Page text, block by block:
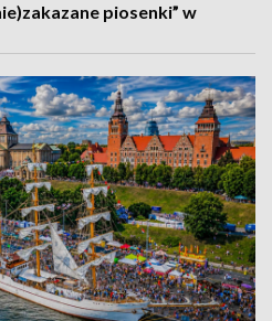
piosenki” w